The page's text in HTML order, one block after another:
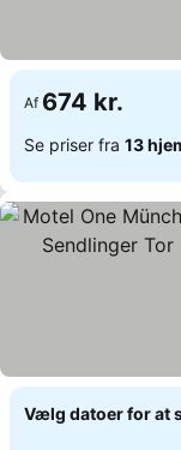
Af 674 kr.
Se priser fra 13
Vælg datoer for at